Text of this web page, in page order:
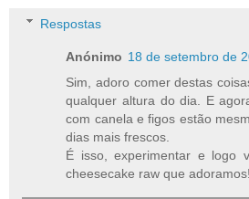
Respostas
Anónimo 18 de setembro de
Sim, adoro comer destas
qualquer altura do dia. E
com canela e figos estão
dias mais frescos.
É isso, experimentar e logo
cheesecake raw que